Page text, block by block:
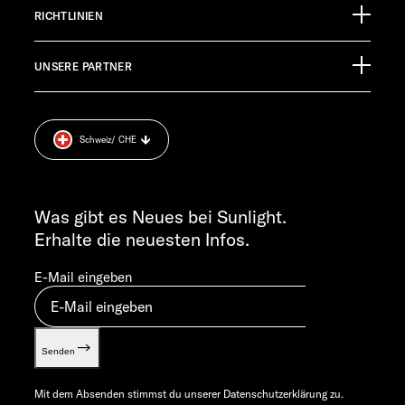
Germany
TECHNISCHER KUNDENDIENST
service@service.sunlight.de
MO-DO 7:30 – 12:00 UND 13:00 – 16:00 UHR
FR 7:30 – 12:00 UHR
info@sunlight.de
Infomaterial
Anschlussgarantie
RICHTLINIEN
Impressum
Sicherheitshinweis
Cookie Consent
UNSERE PARTNER
Was gibt es Neues bei Sunlight.
Erhalte die neuesten Infos.
E-Mail eingeben
Senden
Mit dem Absenden stimmst du unserer Datenschutzerklärung zu.
Schweiz/ CHE